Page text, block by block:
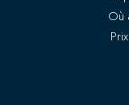
Où